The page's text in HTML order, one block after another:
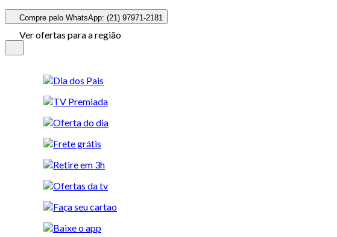
Compre pelo WhatsApp: (21) 97971-2181
Ver ofertas para a região